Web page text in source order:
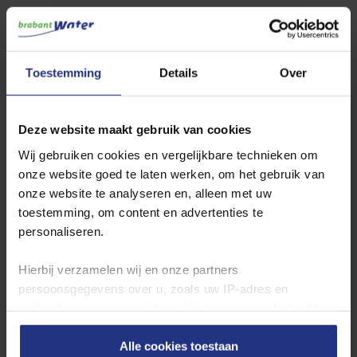
Toestemming Details Over
Deze website maakt gebruik van cookies
Wij gebruiken cookies en vergelijkbare technieken om
onze website goed te laten werken, om het gebruik van
onze website te analyseren en, alleen met uw
toestemming, om content en advertenties te
personaliseren.
Hierbij verzamelen wij en onze partners
persoonsgegevens over u, zoals uw IP‑adres en
deze gegevens kunnen wij een profiel van u opbouwen
zodat wij onze content en communicatie kunnen
Alle cookies toestaan
Ook interessant
Hoe kraanwater wordt gemaakt